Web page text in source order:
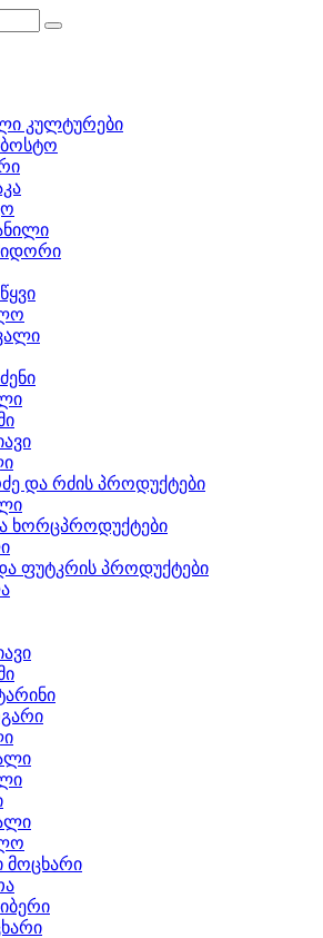
კულტურები
და რძის პროდუქტები
ხორცპროდუქტები
ფუტკრის პროდუქტები
მოცხარი